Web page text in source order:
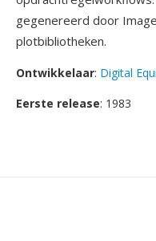
gegenereerd door
plotbibliotheken.
Ontwikkelaar: Digital
Eerste release: 1983